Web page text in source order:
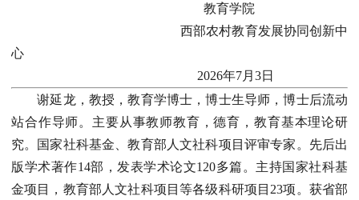
教育学院
西部农村教育发展协同创新中
心
2026年7月3日
谢延龙，教授，教育学博士，博士生导师，博士后流动
站合作导师。主要从事教师教育，德育，教育基本理论研
究。国家社科基金、教育部人文社科项目评审专家。先后出
版学术著作14部，发表学术论文120多篇。主持国家社科基
金项目，教育部人文社科项目等各级科研项目23项。获省部